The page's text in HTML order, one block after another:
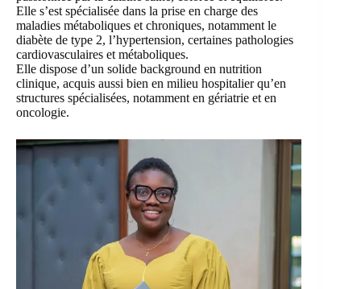
Elle s’est spécialisée dans la prise en charge des
maladies métaboliques et chroniques, notamment le
diabète de type 2, l’hypertension, certaines pathologies
cardiovasculaires et métaboliques.
Elle dispose d’un solide background en nutrition
clinique, acquis aussi bien en milieu hospitalier qu’en
structures spécialisées, notamment en gériatrie et en
oncologie.